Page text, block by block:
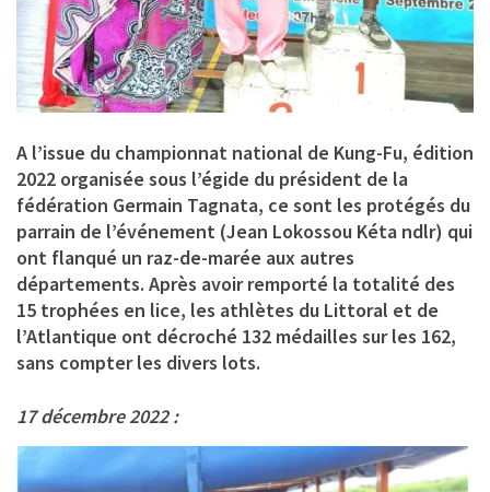
A l’issue du championnat national de Kung-Fu, édition
2022 organisée sous l’égide du président de la
fédération Germain Tagnata, ce sont les protégés du
parrain de l’événement (Jean Lokossou Kéta ndlr) qui
ont flanqué un raz-de-marée aux autres
départements. Après avoir remporté la totalité des
15 trophées en lice, les athlètes du Littoral et de
l’Atlantique ont décroché 132 médailles sur les 162,
sans compter les divers lots.
17 décembre 2022 :